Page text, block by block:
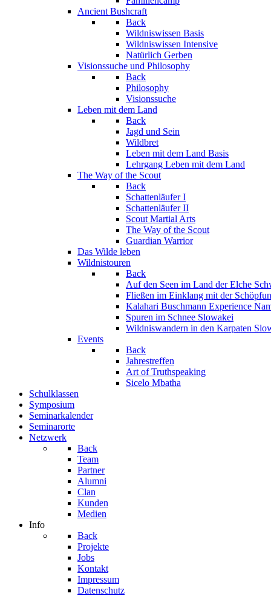
Ancient Bushcraft
Back
Wildniswissen Basis
Wildniswissen Intensive
Natürlich Gerben
Visionssuche und Philosophy
Back
Philosophy
Visionssuche
Leben mit dem Land
Back
Jagd und Sein
Wildbret
Leben mit dem Land Basis
Lehrgang Leben mit dem Land
The Way of the Scout
Back
Schattenläufer I
Schattenläufer II
Scout Martial Arts
The Way of the Scout
Guardian Warrior
Das Wilde leben
Wildnistouren
Back
Auf den Seen im Land der Elche
Fließen im Einklang mit der
Kalahari Buschmann Experience
Spuren im Schnee Slowakei
Wildniswandern in den Karpaten
Events
Back
Jahrestreffen
Art of Truthspeaking
Sicelo Mbatha
Schulklassen
Symposium
Seminarkalender
Seminarorte
Netzwerk
Back
Team
Partner
Alumni
Clan
Kunden
Medien
Info
Back
Projekte
Jobs
Kontakt
Impressum
Datenschutz